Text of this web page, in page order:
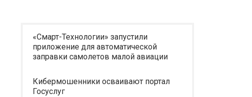
«Смарт-Технологии» запустили
приложение для автоматической
заправки самолетов малой авиации
Кибермошенники осваивают портал
Госуслуг